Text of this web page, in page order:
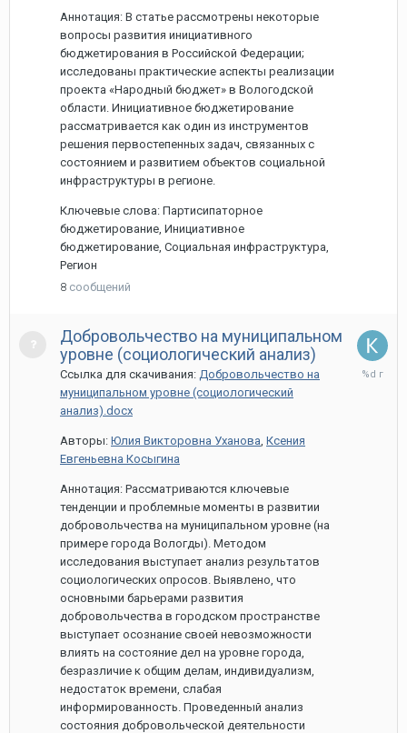
Аннотация: В статье рассмотрены некоторые
вопросы развития инициативного
бюджетирования в Российской Федерации;
исследованы практические аспекты реализации
проекта «Народный бюджет» в Вологодской
области. Инициативное бюджетирование
рассматривается как один из инструментов
решения первостепенных задач, связанных с
состоянием и развитием объектов социальной
инфраструктуры в регионе.
Ключевые слова: Партисипаторное
бюджетирование, Инициативное
бюджетирование, Социальная инфраструктура,
Регион
8 сообщений
Добровольчество на муниципальном
уровне (социологический анализ)
Ссылка для скачивания: Добровольчество на
муниципальном уровне (социологический
анализ).docx
Авторы: Юлия Викторовна Уханова, Ксения
Евгеньевна Косыгина
Аннотация: Рассматриваются ключевые
тенденции и проблемные моменты в развитии
добровольчества на муниципальном уровне (на
примере города Вологды). Методом
исследования выступает анализ результатов
социологических опросов. Выявлено, что
основными барьерами развития
добровольчества в городском пространстве
выступает осознание своей невозможности
влиять на состояние дел на уровне города,
безразличие к общим делам, индивидуализм,
недостаток времени, слабая
информированность. Проведенный анализ
состояния добровольческой деятельности
25